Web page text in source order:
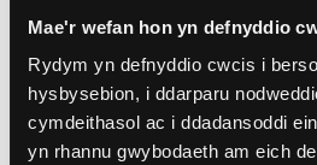
Mae'r wefan hon yn defnyddio
Rydym yn defnyddio cwcis i
hysbysebion, i ddarparu
cymdeithasol ac i ddadansoddi
yn rhannu gwybodaeth am eich
isel a llwybr ar gyfer defnydd
Defnyddio anhrefn
Mae anhrefn wedi denu cryn